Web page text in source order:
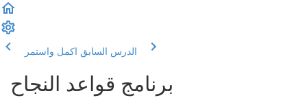
الدرس السابق اكمل واستمر
برنامج قواعد النجاح